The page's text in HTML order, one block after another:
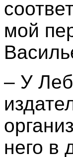
мой
– У
него в